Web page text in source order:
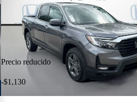
Precio reducido
-$1,130